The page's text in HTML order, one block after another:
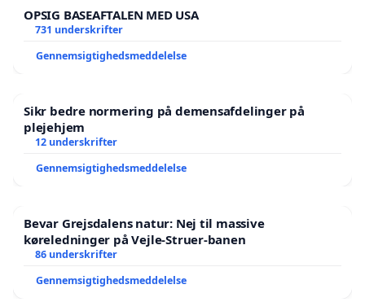
OPSIG BASEAFTALEN MED USA
731 underskrifter
Gennemsigtighedsmeddelelse
Sikr bedre normering på demensafdelinger på
plejehjem
12 underskrifter
Gennemsigtighedsmeddelelse
Bevar Grejsdalens natur: Nej til massive
køreledninger på Vejle-Struer-banen
86 underskrifter
Gennemsigtighedsmeddelelse